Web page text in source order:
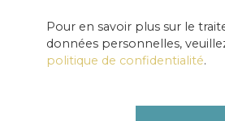
Pour en savoir plus sur le
données personnelles,
politique de confidentialité.